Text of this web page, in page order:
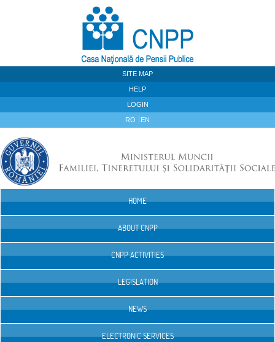
SITE MAP
HELP
LOGIN
RO EN
HOME
ABOUT CNPP
CNPP ACTIVITIES
LEGISLATION
NEWS
ELECTRONIC SERVICES